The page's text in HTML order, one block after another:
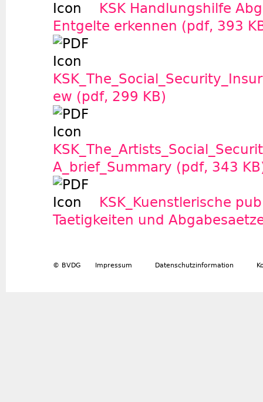
KSK Handlungshilfe
Entgelte erkennen (pdf, 393
ew (pdf, 299 KB)
A_brief_Summary (pdf, 343
KSK_Kuenstlerische
Taetigkeiten und
© BVDG Impressum Datenschutzinformation